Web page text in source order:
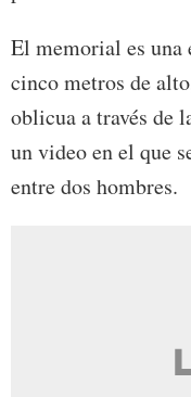
El memorial es una
cinco metros de
oblicua a través de
un video en el que
entre dos hombres.